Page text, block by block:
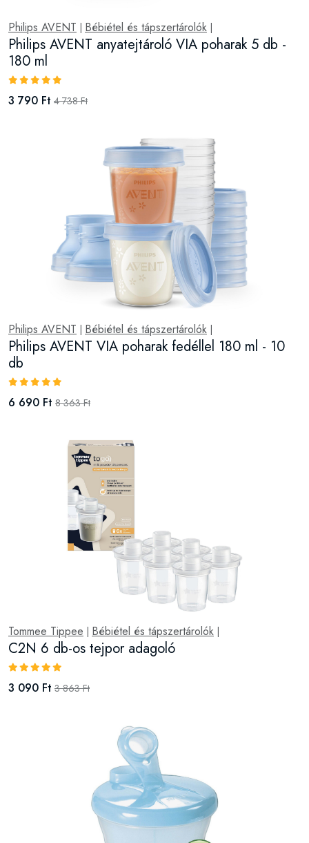
Philips AVENT Bébiétel és tápszertárolók
Philips AVENT anyatejtároló VIA poharak 5 db -
180 ml
3 790 Ft 4 738 Ft
Philips AVENT Bébiétel és tápszertárolók
Philips AVENT VIA poharak fedéllel 180 ml - 10
db
6 690 Ft 8 363 Ft
Tommee Tippee Bébiétel és tápszertárolók
C2N 6 db-os tejpor adagoló
3 090 Ft 3 863 Ft